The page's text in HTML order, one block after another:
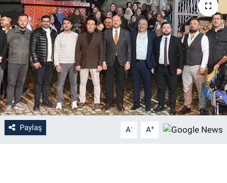
Paylaş A- A+